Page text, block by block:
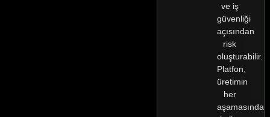
ve iş
güvenliği
açısından
risk
oluşturabilir.
Platfon,
üretimin
her
aşamasında